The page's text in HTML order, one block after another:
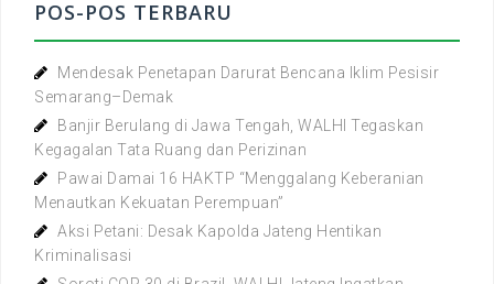
POS-POS TERBARU
Mendesak Penetapan Darurat Bencana Iklim Pesisir
Semarang–Demak
Banjir Berulang di Jawa Tengah, WALHI Tegaskan
Kegagalan Tata Ruang dan Perizinan
Pawai Damai 16 HAKTP “Menggalang Keberanian
Menautkan Kekuatan Perempuan”
Aksi Petani: Desak Kapolda Jateng Hentikan
Kriminalisasi